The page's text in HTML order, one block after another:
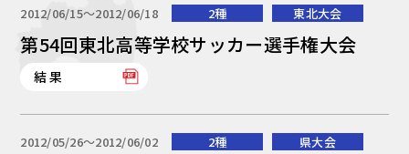
2012/06/15〜2012/06/18 2種 東北大会
第54回東北高等学校サッカー選手権大会
結果
2012/05/26〜2012/06/02 2種 県大会